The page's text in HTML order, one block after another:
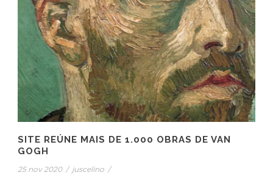
SITE REÚNE MAIS DE 1.000 OBRAS DE VAN
GOGH
25 nov 2020 / juscelino /